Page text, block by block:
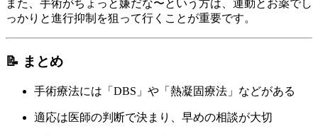
また、手術がちょっと嫌だな〜という方は、運動とお薬でし
っかりと進行抑制を狙って行くことが重要です。
📝 まとめ
手術療法には「DBS」や「熱凝固療法」などがある
適応は医師の判断で決まり、早めの相談が大切